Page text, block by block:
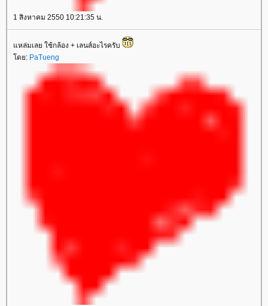
1 สิงหาคม 2550 10:21:35 น.
หล่มเลย ใช้กล้อง + เลนส์อะไรครับ
ดย: PaTueng